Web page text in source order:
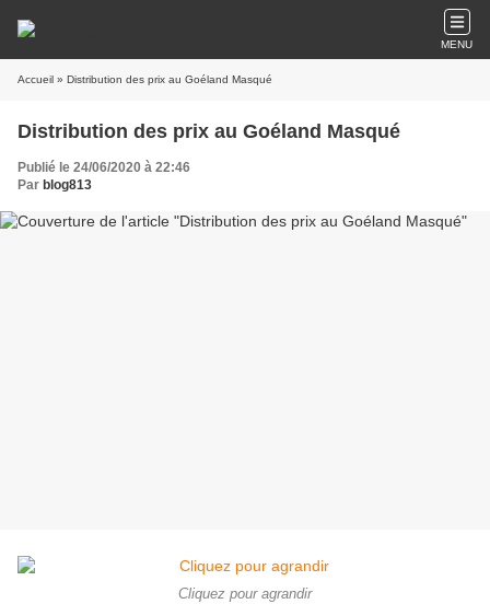
MENU
Accueil » Distribution des prix au Goéland Masqué
Distribution des prix au Goéland Masqué
Publié le 24/06/2020 à 22:46
Par blog813
Cliquez pour agrandir